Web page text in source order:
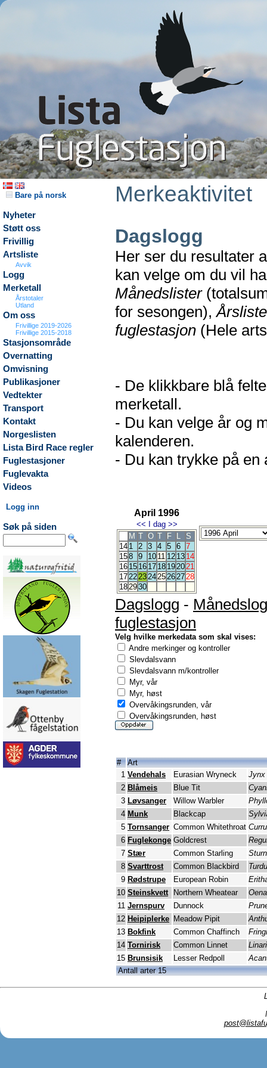
Bare på norsk
Nyheter
Støtt oss
Frivillig
Artsliste
Avvik
Logg
Merketall
Årstotaler
Utland
Om oss
Frivillige 2019-2026
Frivillige 2015-2018
Stasjonsområde
Overnatting
Omvisning
Publikasjoner
Vedtekter
Transport
Kontakt
Norgeslisten
Lista Bird Race regler
Fuglestasjoner
Fuglevakta
Videos
Logg inn
Søk på siden
Merkeaktivitet
Dagslogg
Her ser du resultater
kan velge om du vil
Månedslister
for sesongen),
fuglestasjon (Hele
- De klikkbare blå
merketall.
- Du kan velge år og
kalenderen.
- Du kan trykke på en
April 1996
<< I dag >>
M T O T F L
S
14 1 2 3 4 5 6 7
158 9 10 11 12 13 14
16 15 16 17 18 192021
1722232425262728
182930
Dagslogg -
fuglestasjon
Velg hvilke merkedata som skal vises:
Andre merkinger og kontroller
Slevdalsvann
Slevdalsvann m/kontroller
Myr, vår
Myr, høst
Overvåkingsrunden, vår
Overvåkingsrunden, høst
#
Art
1 Vendehals Eurasian Wryneck
Jynx
2 Blåmeis Blue Tit
3 Løvsanger Willow Warbler
4 Munk Blackcap
5 Tornsanger Common Whitethroat
6 Fuglekonge Goldcrest
7 Stær Common Starling
8 Svarttrost Common Blackbird
9 Rødstrupe European Robin
10 Steinskvett Northern Wheatear
11 Jernspurv Dunnock
12 Heipiplerke Meadow Pipit
13 Bokfink Common Chaffinch
14 Tornirisk Common Linnet
15 Brunsisik Lesser Redpoll
Antall arter 15